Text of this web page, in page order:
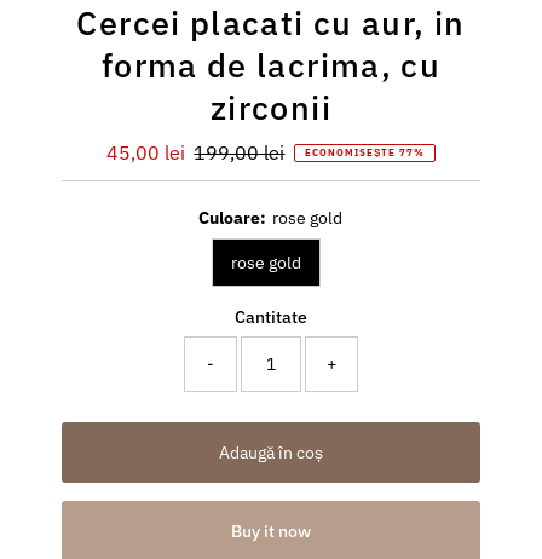
Cercei placati cu aur, in
forma de lacrima, cu
zirconii
Preț
redus
45,00 lei Preț
întreg
199,00 lei ECONOMISEȘTE 77%
Culoare: rose gold
rose gold
Cantitate
- +
Adaugă în coș
Buy it now